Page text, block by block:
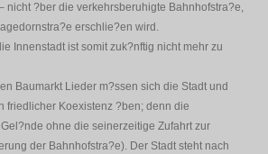
nicht ?ber die verkehrsberuhigte Bahnhofstra?e,
erschlie?en wird.
Innenstadt ist somit zuk?nftig nicht mehr zu
Baumarkt Lieder m?ssen sich die Stadt und
friedlicher Koexistenz ?ben; denn die
ohne die seinerzeitige Zufahrt zur
der Bahnhofstra?e). Der Stadt steht nach